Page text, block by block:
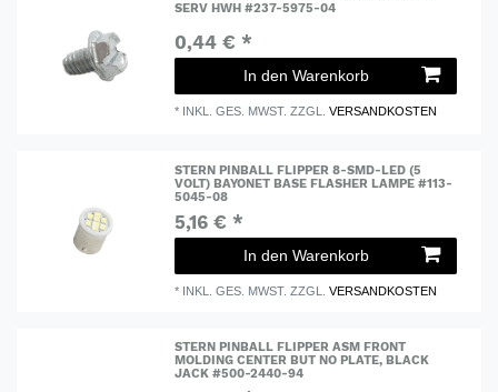
SERV HWH #237-5975-04
0,44 € *
In den Warenkorb
* INKL. GES. MWST. ZZGL.VERSANDKOSTEN
STERN PINBALL FLIPPER 8-SMD-LED (5
VOLT) BAYONET BASE FLASHER LAMPE #113-
5045-08
5,16 € *
In den Warenkorb
* INKL. GES. MWST. ZZGL.VERSANDKOSTEN
STERN PINBALL FLIPPER ASM FRONT
MOLDING CENTER BUT NO PLATE, BLACK
JACK #500-2440-94